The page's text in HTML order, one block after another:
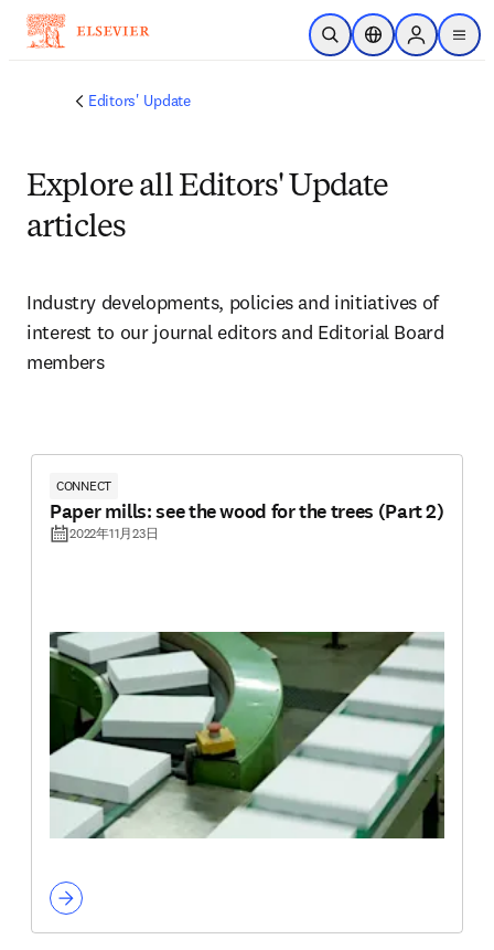
メインのコンテンツにスキップ
検索を開くロケーションセレ
Sign in to
menu
Editors' Update
Explore all Editors' Update
articles
Industry developments, policies and initiatives of
interest to our journal editors and Editorial Board
members
CONNECT
Paper mills: see the wood for the trees (Part 2)
2022年11月23日